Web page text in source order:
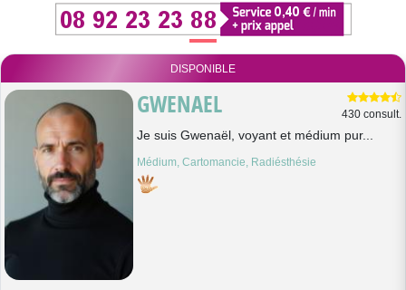
DISPONIBLE
GWENAEL 430 consult.
Je suis Gwenaël, voyant et médium pur...
Médium, Cartomancie, Radiésthésie